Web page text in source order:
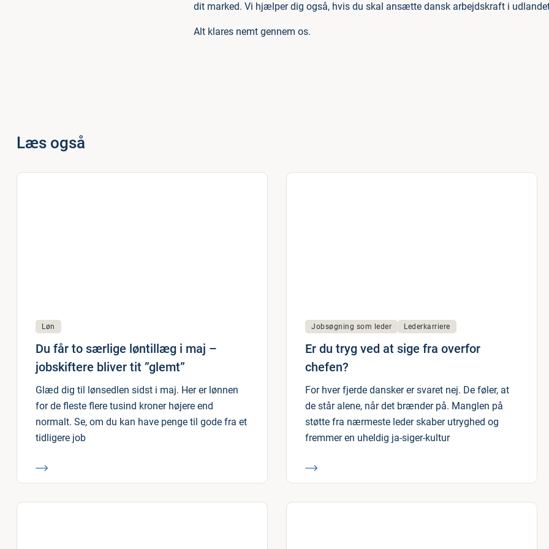
dit marked. Vi hjælper dig også, hvis du skal ansætte dansk arbejdskraft i
Alt klares nemt gennem os.
Læs også
Løn
Du får to særlige løntillæg i maj –
jobskiftere bliver tit ”glemt”
Glæd dig til lønsedlen sidst i maj. Her er lønnen
for de fleste flere tusind kroner højere end
normalt. Se, om du kan have penge til gode fra et
tidligere job
Jobsøgning som leder Lederkarriere
Er du tryg ved at sige fra overfor
chefen?
For hver fjerde dansker er svaret nej. De føler, at
de står alene, når det brænder på. Manglen på
støtte fra nærmeste leder skaber utryghed og
fremmer en uheldig ja-siger-kultur